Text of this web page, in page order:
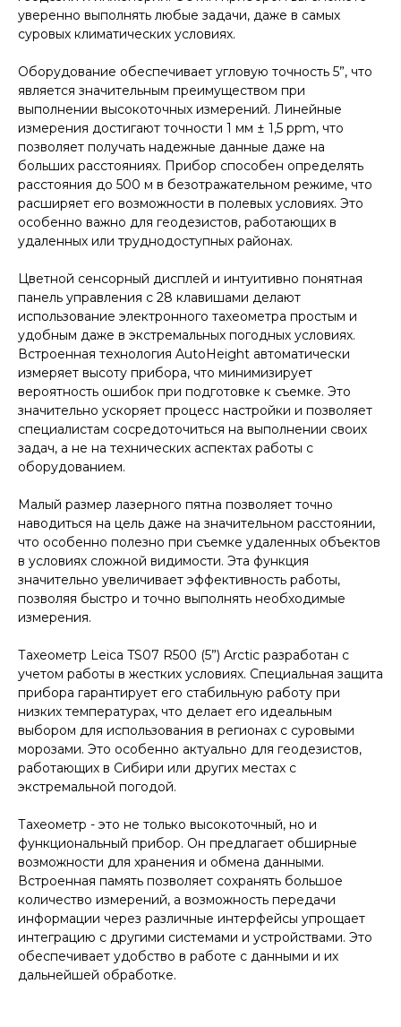
уверенно выполнять любые задачи, даже в самых
суровых климатических условиях.
Оборудование обеспечивает угловую точность 5”, что
является значительным преимуществом при
выполнении высокоточных измерений. Линейные
измерения достигают точности 1 мм ± 1,5 ppm, что
позволяет получать надежные данные даже на
больших расстояниях. Прибор способен определять
расстояния до 500 м в безотражательном режиме, что
расширяет его возможности в полевых условиях. Это
особенно важно для геодезистов, работающих в
удаленных или труднодоступных районах.
Цветной сенсорный дисплей и интуитивно понятная
панель управления с 28 клавишами делают
использование электронного тахеометра простым и
удобным даже в экстремальных погодных условиях.
Встроенная технология AutoHeight автоматически
измеряет высоту прибора, что минимизирует
вероятность ошибок при подготовке к съемке. Это
значительно ускоряет процесс настройки и позволяет
специалистам сосредоточиться на выполнении своих
задач, а не на технических аспектах работы с
оборудованием.
Малый размер лазерного пятна позволяет точно
наводиться на цель даже на значительном расстоянии,
что особенно полезно при съемке удаленных объектов
в условиях сложной видимости. Эта функция
значительно увеличивает эффективность работы,
позволяя быстро и точно выполнять необходимые
измерения.
Тахеометр Leica TS07 R500 (5”) Arctic разработан с
учетом работы в жестких условиях. Специальная защита
прибора гарантирует его стабильную работу при
низких температурах, что делает его идеальным
выбором для использования в регионах с суровыми
морозами. Это особенно актуально для геодезистов,
работающих в Сибири или других местах с
экстремальной погодой.
Тахеометр - это не только высокоточный, но и
функциональный прибор. Он предлагает обширные
возможности для хранения и обмена данными.
Встроенная память позволяет сохранять большое
количество измерений, а возможность передачи
информации через различные интерфейсы упрощает
интеграцию с другими системами и устройствами. Это
обеспечивает удобство в работе с данными и их
дальнейшей обработке.